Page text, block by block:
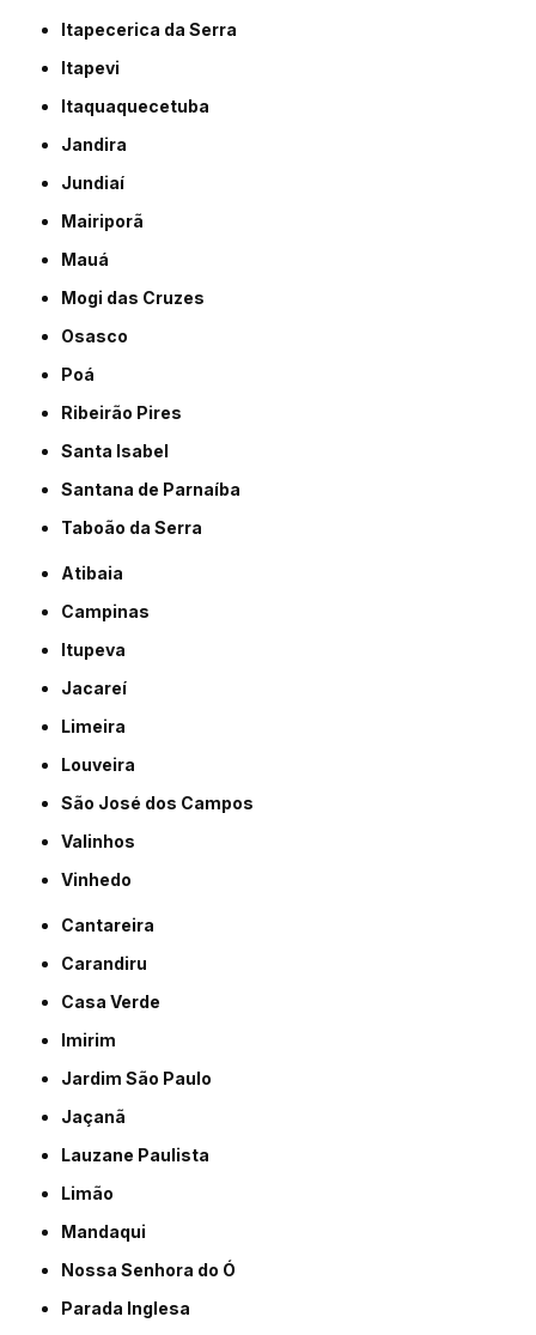
Itapecerica da Serra
Itapevi
Itaquaquecetuba
Jandira
Jundiaí
Mairiporã
Mauá
Mogi das Cruzes
Osasco
Poá
Ribeirão Pires
Santa Isabel
Santana de Parnaíba
Taboão da Serra
Atibaia
Campinas
Itupeva
Jacareí
Limeira
Louveira
São José dos Campos
Valinhos
Vinhedo
Cantareira
Carandiru
Casa Verde
Imirim
Jardim São Paulo
Jaçanã
Lauzane Paulista
Limão
Mandaqui
Nossa Senhora do Ó
Parada Inglesa